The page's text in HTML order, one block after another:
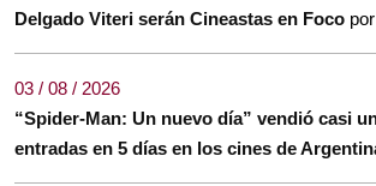
Delgado Viteri serán Cineastas en Foco
03 / 08 / 2026
“Spider-Man: Un nuevo día” vendió casi
entradas en 5 días en los cines de